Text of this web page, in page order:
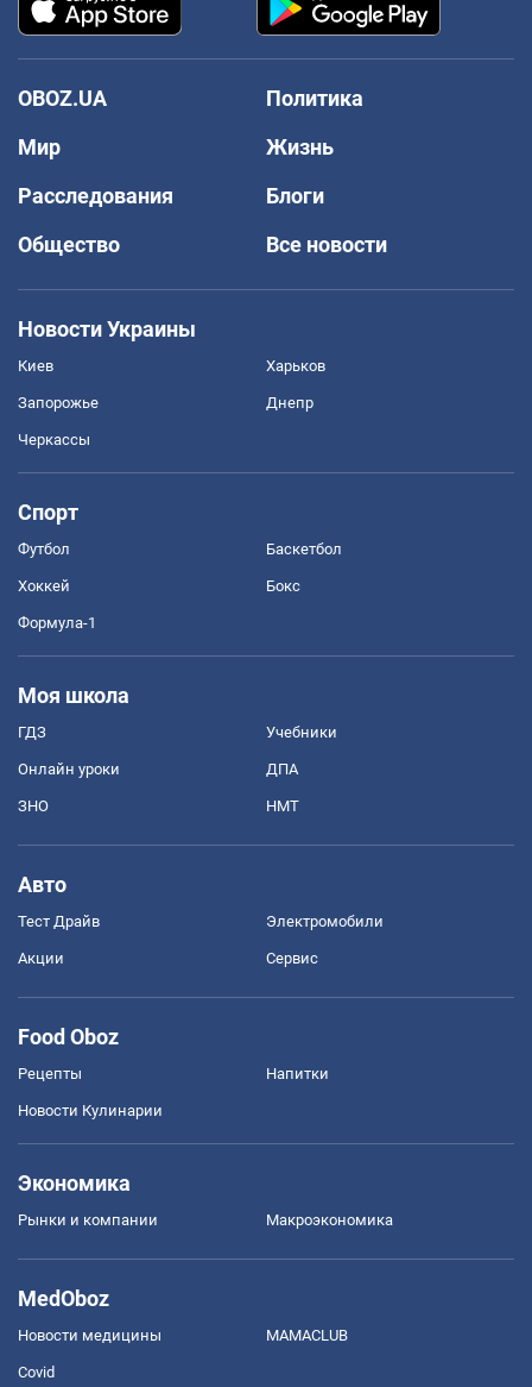
OBOZ.UA
Политика
Мир
Жизнь
Расследования
Блоги
Общество
Все новости
Новости Украины
Киев Харьков
Запорожье Днепр
Черкассы
Спорт
Футбол Баскетбол
Хоккей Бокс
Формула-1
Моя школа
ГДЗ Учебники
Онлайн уроки ДПА
ЗНО НМТ
Авто
Тест Драйв Электромобили
Акции Сервис
Food Oboz
Рецепты Напитки
Новости Кулинарии
Экономика
Рынки и компании Mакроэкономика
MedOboz
Новости медицины MAMACLUB
Covid